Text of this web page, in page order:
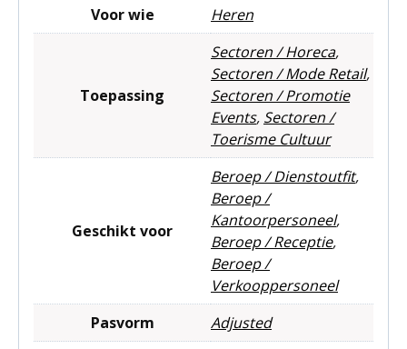
Voor wie
Heren
Toepassing
Sectoren / Horeca,
Sectoren / Mode Retail,
Sectoren / Promotie
Events, Sectoren /
Toerisme Cultuur
Geschikt voor
Beroep / Dienstoutfit,
Beroep /
Kantoorpersoneel,
Beroep / Receptie,
Beroep /
Verkooppersoneel
Pasvorm
Adjusted